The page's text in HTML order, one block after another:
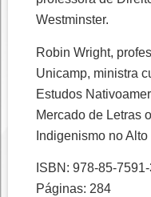
Westminster.
Robin Wright,
Unicamp, ministra
Estudos
Mercado de Letras
Indigenismo no
ISBN: 978-85-
Páginas: 284